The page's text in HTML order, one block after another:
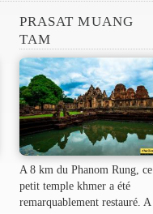
PRASAT MUANG
TAM
A 8 km du Phanom Rung, ce
petit temple khmer a été
remarquablement restauré. A